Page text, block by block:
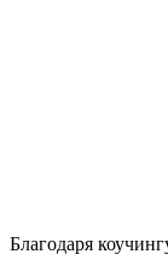
Благодаря